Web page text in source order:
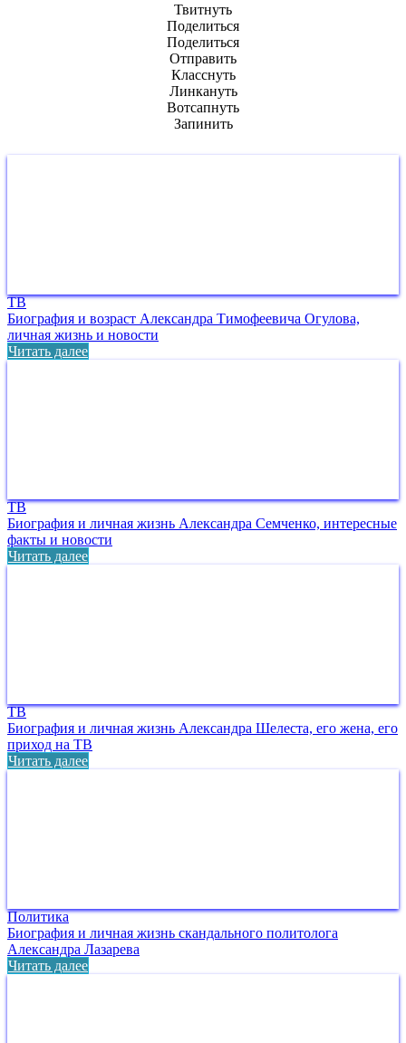
Твитнуть
Поделиться
Поделиться
Отправить
Класснуть
Линкануть
Вотсапнуть
Запинить
ТВ
Биография и возраст Александра Тимофеевича Огулова,
личная жизнь и новости
Читать далее
ТВ
Биография и личная жизнь Александра Семченко, интересные
факты и новости
Читать далее
ТВ
Биография и личная жизнь Александра Шелеста, его жена, его
приход на ТВ
Читать далее
Политика
Биография и личная жизнь скандального политолога
Александра Лазарева
Читать далее